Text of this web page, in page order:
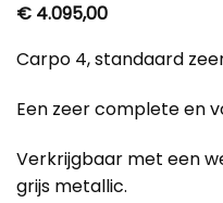
€ 4.095,00
Carpo 4, standaard
Een zeer complete en
Verkrijgbaar met een
grijs metallic.